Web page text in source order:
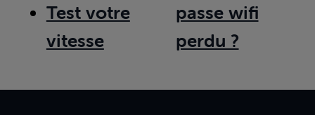
Test votre
vitesse
passe wifi
perdu ?